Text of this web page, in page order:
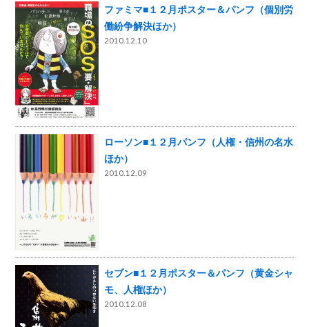
ファミマ■１２月ポスター＆パンフ（個別労
働紛争解決ほか）
2010.12.10
ローソン■１２月パンフ（人権・信州の名水
ほか）
2010.12.09
セブン■１２月ポスター＆パンフ（黄金シャ
モ、人権ほか）
2010.12.08